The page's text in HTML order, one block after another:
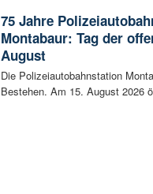
75 Jahre
Montabaur: Tag der
August
Die Polizeiautobahnstation
Bestehen. Am 15. August 2026